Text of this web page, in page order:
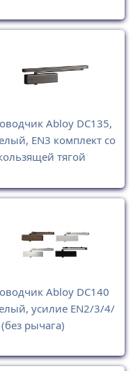
Abloy DC135,
EN3 комплект cо
тягой
Abloy DC140
усилие EN2/3/4/
рычага)